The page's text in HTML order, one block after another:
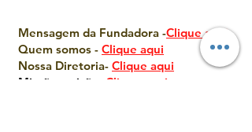
Mensagem da Fundadora -Clique aqui
Quem somos - Clique aqui
Nossa Diretoria- Clique aqui
Missão e visã
Clique aqui